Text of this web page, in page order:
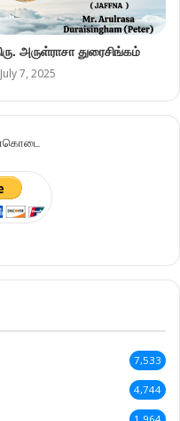
அருள்ராசா துரைசிங்கம்
July 7, 2025
7,533
4,744